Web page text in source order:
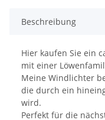
Beschreibung
Hier kaufen Sie ein
mit einer
Meine Windlichter
die durch ein
wird.
Perfekt für die